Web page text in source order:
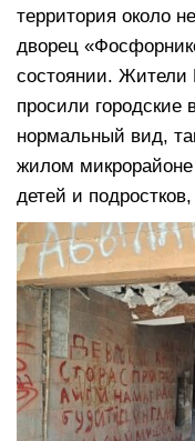
территория около
дворец
состоянии. Жители
просили городские
нормальный вид,
жилом микрорайоне
детей и